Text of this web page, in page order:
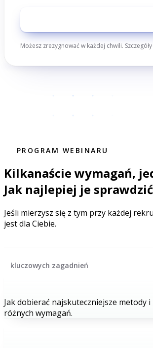
Możesz zrezygnować w każdej chwili.
PROGRAM WEBINARU
Kilkanaście wymagań,
Jak najlepiej je
Jeśli mierzysz się z tym przy każdej
jest dla Ciebie.
kluczowych zagadnień
Jak dobierać najskuteczniejsze metody
różnych wymagań.